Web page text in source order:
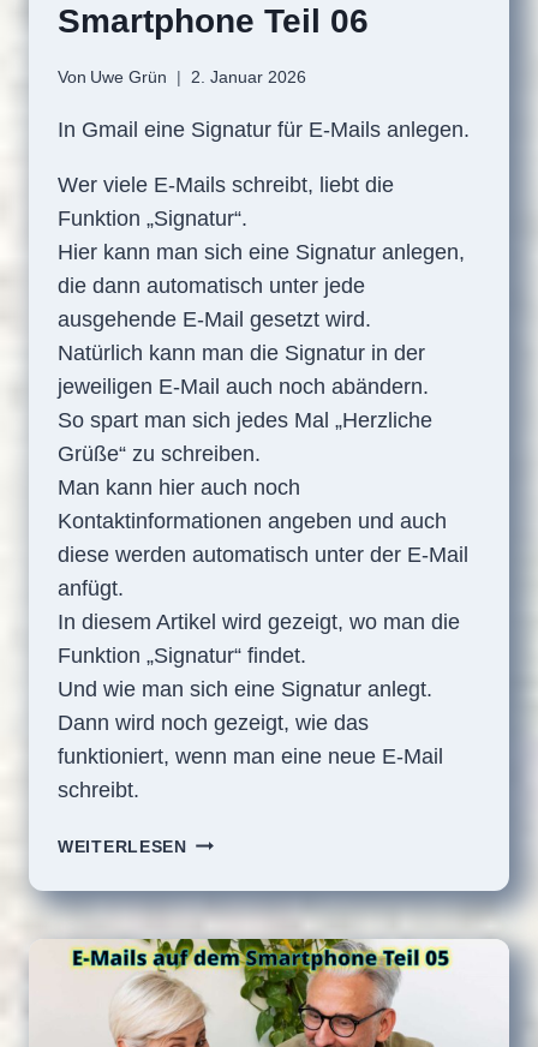
Smartphone Teil 06
Von Uwe Grün 2. Januar 2026
In Gmail eine Signatur für E-Mails anlegen.
Wer viele E-Mails schreibt, liebt die
Funktion „Signatur“.
Hier kann man sich eine Signatur anlegen,
die dann automatisch unter jede
ausgehende E-Mail gesetzt wird.
Natürlich kann man die Signatur in der
jeweiligen E-Mail auch noch abändern.
So spart man sich jedes Mal „Herzliche
Grüße“ zu schreiben.
Man kann hier auch noch
Kontaktinformationen angeben und auch
diese werden automatisch unter der E-Mail
anfügt.
In diesem Artikel wird gezeigt, wo man die
Funktion „Signatur“ findet.
Und wie man sich eine Signatur anlegt.
Dann wird noch gezeigt, wie das
funktioniert, wenn man eine neue E-Mail
schreibt.
WEITERLESENE-
AUF
SMARTPHONE
06